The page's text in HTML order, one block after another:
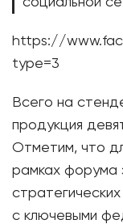
https://
type=3
Всего на
продукция
Отметим, что
рамках форума
с ключевыми